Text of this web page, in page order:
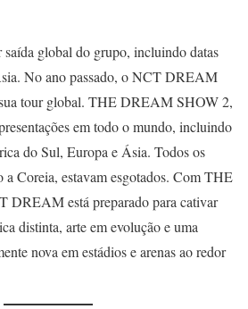
saída global do grupo, incluindo datas
No ano passado, o NCT DREAM
tour global. THE DREAM SHOW 2,
em todo o mundo, incluindo
do Sul, Europa e Ásia. Todos os
Coreia, estavam esgotados. Com THE
está preparado para cativar
distinta, arte em evolução e uma
nova em estádios e arenas ao redor